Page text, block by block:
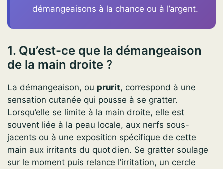
démangeaisons à la chance ou à l’argent.
1. Qu’est-ce que la démangeaison
de la main droite ?
La démangeaison, ou prurit, correspond à une
sensation cutanée qui pousse à se gratter.
Lorsqu’elle se limite à la main droite, elle est
souvent liée à la peau locale, aux nerfs sous-
jacents ou à une exposition spécifique de cette
main aux irritants du quotidien. Se gratter soulage
sur le moment puis relance l’irritation, un cercle